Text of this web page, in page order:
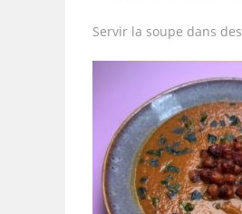
Servir la soupe dans